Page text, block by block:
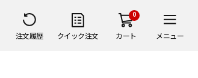
注文履歴 クイック注文
0
カート メニュー